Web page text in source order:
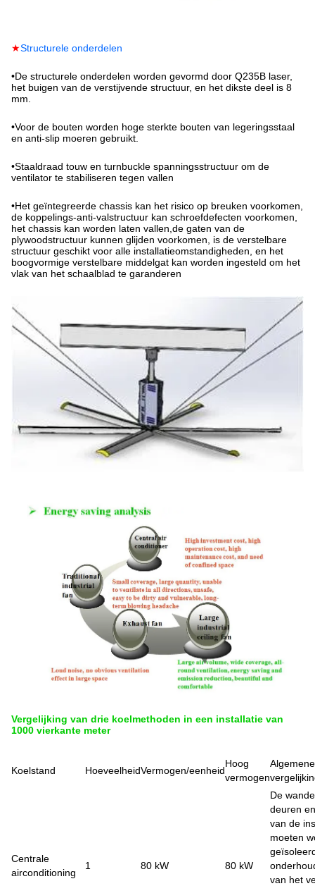
★Structurele onderdelen
•De structurele onderdelen worden gevormd door Q235B laser,
het buigen van de verstijvende structuur, en het dikste deel is 8
mm.
•Voor de bouten worden hoge sterkte bouten van legeringsstaal
en anti-slip moeren gebruikt.
•Staaldraad touw en turnbuckle spanningsstructuur om de
ventilator te stabiliseren tegen vallen
•Het geïntegreerde chassis kan het risico op breuken voorkomen,
de koppelings-anti-valstructuur kan schroefdefecten voorkomen,
het chassis kan worden laten vallen,de gaten van de
plywoodstructuur kunnen glijden voorkomen, is de verstelbare
structuur geschikt voor alle installatieomstandigheden, en het
boogvormige verstelbare middelgat kan worden ingesteld om het
vlak van het schaalblad te garanderen
Vergelijking van drie koelmethoden in een installatie van
1000 vierkante meter
Koelstand HoeveelheidVermogen/eenheid
Hoog
vermogen
Algemene
Centrale
airconditioning
1 80 kW 80 kW
De
deuren
van de
moeten
van het